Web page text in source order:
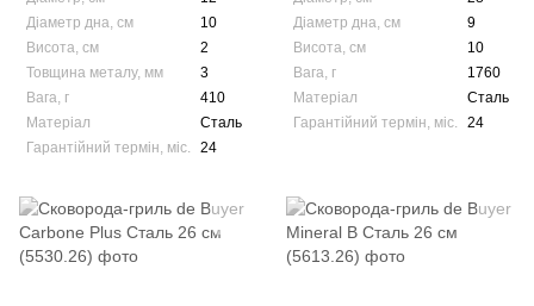
Діаметр дна, см
10
Висота, см
2
Товщина металу, мм
3
Вага, г
410
Матеріал
Сталь
Гарантійний термін, міс.
24
Діаметр дна, см
9
Висота, см
10
Вага, г
1760
Матеріал
Сталь
Гарантійний термін, міс.
24